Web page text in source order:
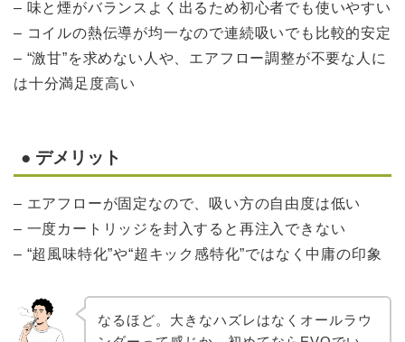
– 味と煙がバランスよく出るため初心者でも使いやすい
– コイルの熱伝導が均一なので連続吸いでも比較的安定
– “激甘”を求めない人や、エアフロー調整が不要な人に
は十分満足度高い
● デメリット
– エアフローが固定なので、吸い方の自由度は低い
– 一度カートリッジを封入すると再注入できない
– “超風味特化”や“超キック感特化”ではなく中庸の印象
なるほど。大きなハズレはなくオールラウ